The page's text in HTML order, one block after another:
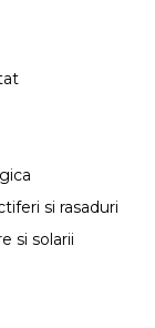
si rasaduri
si solarii